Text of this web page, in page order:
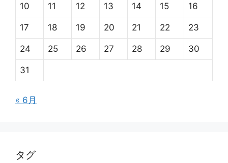
10 11 12 13 14 15 16
17 18 19 20 21 22 23
24 25 26 27 28 29 30
31
« 6月
タグ